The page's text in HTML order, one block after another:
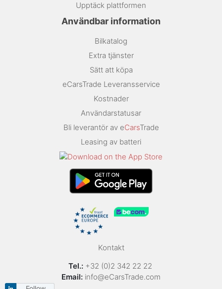
Upptäck plattformen
Användbar information
Bilkatalog
Extra tjänster
Sätt att köpa
eCarsTrade Leveransservice
Kostnader
Användarstatusar
Bli leverantör av eCarsTrade
Leasing av batteri
Kontakt
Tel.: +32 (0)2 342 22 22
Email: info@eCarsTrade.com